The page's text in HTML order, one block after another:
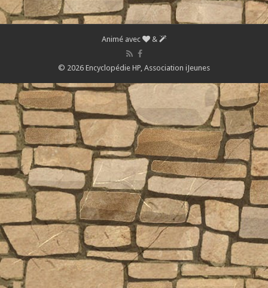
Animé avec &
© 2026 Encyclopédie HP, Association iJeunes